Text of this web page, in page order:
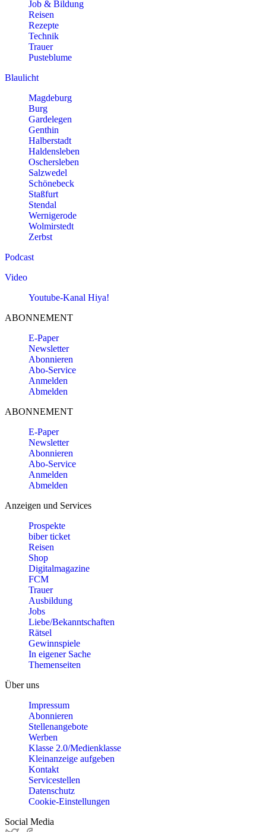
Job & Bildung
Reisen
Rezepte
Technik
Trauer
Pusteblume
Blaulicht
Magdeburg
Burg
Gardelegen
Genthin
Halberstadt
Haldensleben
Oschersleben
Salzwedel
Schönebeck
Staßfurt
Stendal
Wernigerode
Wolmirstedt
Zerbst
Podcast
Video
Youtube-Kanal Hiya!
ABONNEMENT
E-Paper
Newsletter
Abonnieren
Abo-Service
Anmelden
Abmelden
ABONNEMENT
E-Paper
Newsletter
Abonnieren
Abo-Service
Anmelden
Abmelden
Anzeigen und Services
Prospekte
biber ticket
Reisen
Shop
Digitalmagazine
FCM
Trauer
Ausbildung
Jobs
Liebe/Bekanntschaften
Rätsel
Gewinnspiele
In eigener Sache
Themenseiten
Über uns
Impressum
Abonnieren
Stellenangebote
Werben
Klasse 2.0/Medienklasse
Kleinanzeige aufgeben
Kontakt
Servicestellen
Datenschutz
Cookie-Einstellungen
Social Media